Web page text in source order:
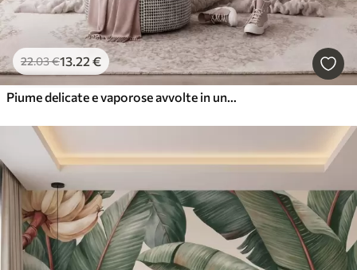
22.03€13.22 €
Piume delicate e vaporose avvolte in una foschia rosa-pesca dai riflessi luccicanti